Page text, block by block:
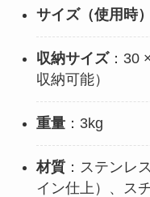
サイズ（使用時）
収納サイズ：30
収納可能）
重量：3kg
材質：ステンレ
イン仕上）、ス